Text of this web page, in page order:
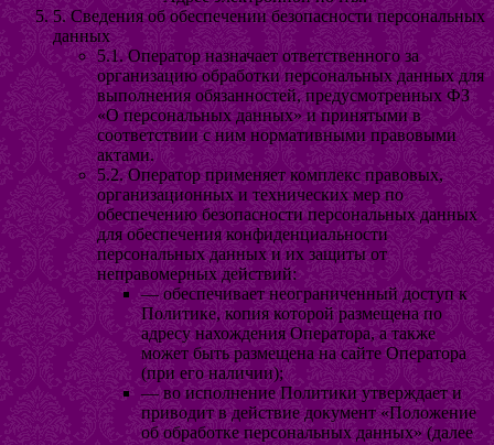
5. Сведения об обеспечении безопасности персональных
данных
5.1. Оператор назначает ответственного за
организацию обработки персональных данных для
выполнения обязанностей, предусмотренных ФЗ
«О персональных данных» и принятыми в
соответствии с ним нормативными правовыми
актами.
5.2. Оператор применяет комплекс правовых,
организационных и технических мер по
обеспечению безопасности персональных данных
для обеспечения конфиденциальности
персональных данных и их защиты от
неправомерных действий:
— обеспечивает неограниченный доступ к
Политике, копия которой размещена по
адресу нахождения Оператора, а также
может быть размещена на сайте Оператора
(при его наличии);
— во исполнение Политики утверждает и
приводит в действие документ «Положение
об обработке персональных данных» (далее